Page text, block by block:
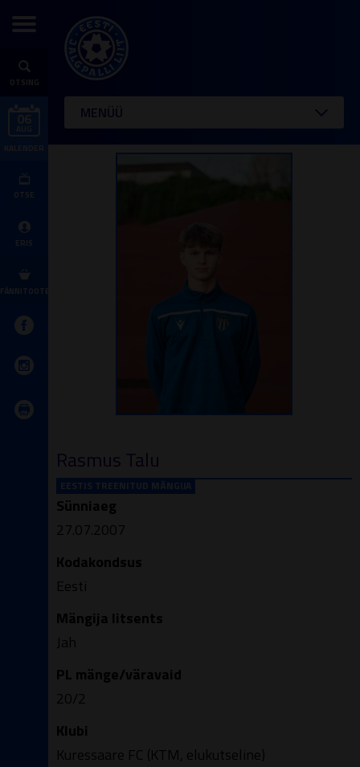
OTSING
OTSE
ERIS
FÄNNITOOTED
MENÜÜ
EESTIS TREENITUD MÄNGIJA
Rasmus Talu
Sünniaeg
27.07.2007
Kodakondsus
Eesti
Mängija litsents
Jah
PL mänge/väravaid
20/2
Klubi
Kuressaare FC (KTM, elukutseline)